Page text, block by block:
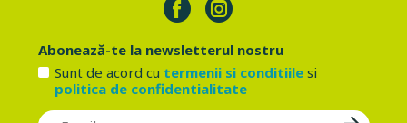
Abonează-te la newsletterul nostru
Sunt de acord cu termenii si conditiilesi
politica de confidentialitate